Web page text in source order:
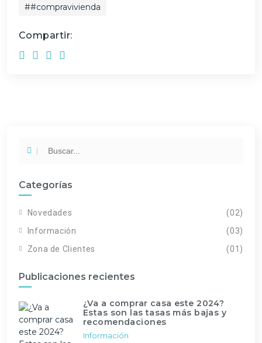
##compravivienda
Compartir:
Categorías
Novedades
(02)
Información
(03)
Zona de Clientes
(01)
Publicaciones recientes
¿Va a comprar casa este 2024?
Estas son las tasas más bajas y
recomendaciones
Información